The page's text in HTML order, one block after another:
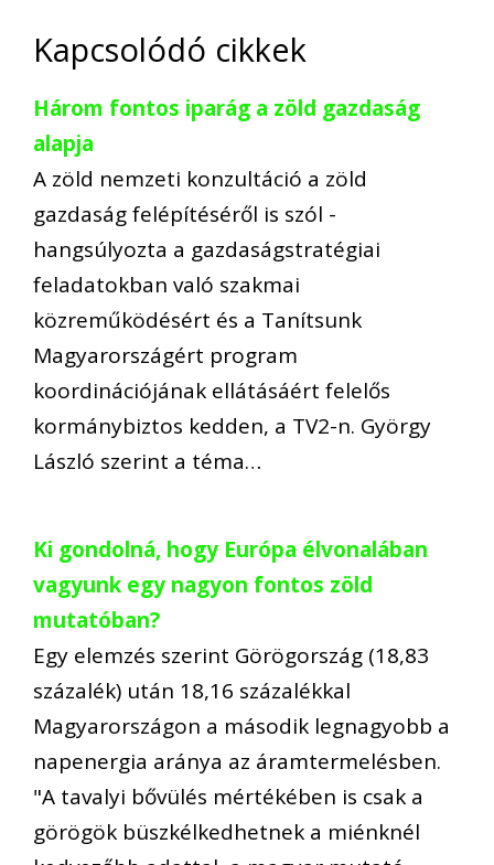
Kapcsolódó cikkek
Három fontos iparág a zöld gazdaság
alapja
A zöld nemzeti konzultáció a zöld
gazdaság felépítéséről is szól -
hangsúlyozta a gazdaságstratégiai
feladatokban való szakmai
közreműködésért és a Tanítsunk
Magyarországért program
koordinációjának ellátásáért felelős
kormánybiztos kedden, a TV2-n. György
László szerint a téma…
Ki gondolná, hogy Európa élvonalában
vagyunk egy nagyon fontos zöld
mutatóban?
Egy elemzés szerint Görögország (18,83
százalék) után 18,16 százalékkal
Magyarországon a második legnagyobb a
napenergia aránya az áramtermelésben.
"A tavalyi bővülés mértékében is csak a
görögök büszkélkedhetnek a miénknél